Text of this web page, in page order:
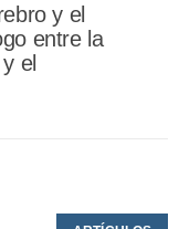
y el
entre la
el